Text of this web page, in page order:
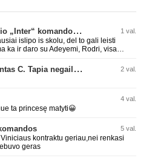
L. Messi gerokai pakėlė Majamio „Inter“ komandos vertę 1 val.
islipo is skolu, del to gali leisti
ka ir daro su Adeyemi, Rodri, visa
Argentinos federacijos prezidentas C. Tapia negailėjo pagyrų G. Infantino 2 val.
4 val.
ta princesę matyti😀
5 val.
kontraktu geriau,nei renkasi
geras